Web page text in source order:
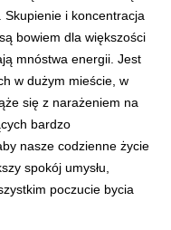
i koncentracja
bowiem dla większości
mnóstwa energii. Jest
w dużym mieście, w
się z narażeniem na
bardzo
nasze codzienne życie
spokój umysłu,
poczucie bycia